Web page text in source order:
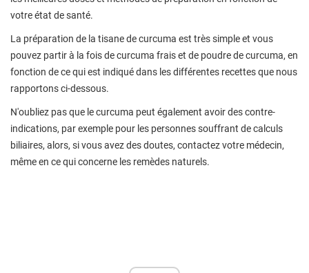
votre état de santé.
La préparation de la tisane de curcuma est très simple et vous
pouvez partir à la fois de curcuma frais et de poudre de curcuma, en
fonction de ce qui est indiqué dans les différentes recettes que nous
rapportons ci-dessous.
N'oubliez pas que le curcuma peut également avoir des contre-
indications, par exemple pour les personnes souffrant de calculs
biliaires, alors, si vous avez des doutes, contactez votre médecin,
même en ce qui concerne les remèdes naturels.